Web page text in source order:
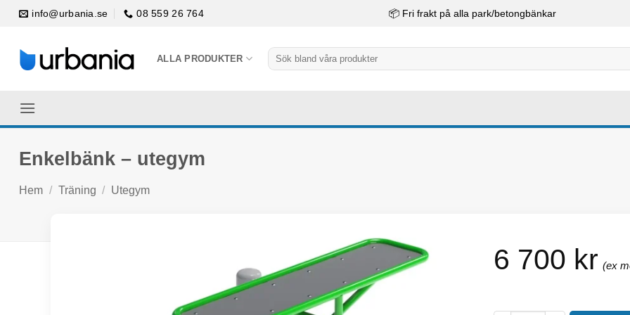
Skip
info@urbania.se 08 559 26 764 📦 Fri frakt på alla park/betongbänkar
ALLA PRODUKTER
Sök
efter:
Enkelbänk – utegym
Hem / Träning / Utegym
6 700 kr